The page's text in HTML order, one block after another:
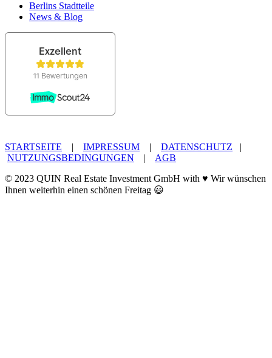
Berlins Stadtteile
News & Blog
STARTSEITE | IMPRESSUM | DATENSCHUTZ |
NUTZUNGSBEDINGUNGEN | AGB
© 2023 QUIN Real Estate Investment GmbH with ♥ Wir wünschen
Ihnen weiterhin einen schönen Freitag 😃